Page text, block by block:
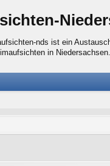
nds ist ein
in Niedersachsen.